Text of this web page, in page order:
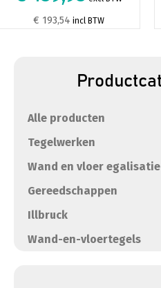
€ 193,54 incl BTW
Alle producten
Tegelwerken
Wand en vloer egalisatie
Gereedschappen
Illbruck
Wand-en-vloertegels